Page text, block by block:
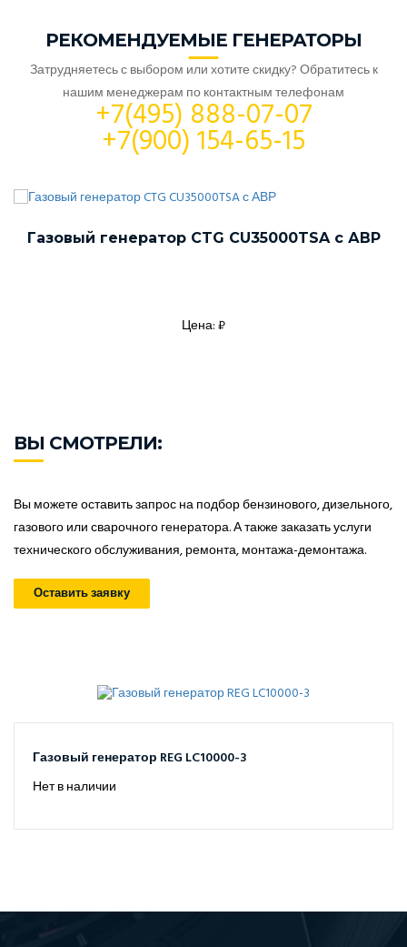
РЕКОМЕНДУЕМЫЕ ГЕНЕРАТОРЫ
Затрудняетесь с выбором или хотите скидку? Обратитесь к
нашим менеджерам по контактным телефонам
+7(495) 888-07-07
+7(900) 154-65-15
Газовый генератор CTG CU35000TSA с АВР
Цена: ₽
ВЫ СМОТРЕЛИ:
Вы можете оставить запрос на подбор бензинового, дизельного,
газового или сварочного генератора. А также заказать услуги
технического обслуживания, ремонта, монтажа-демонтажа.
Оставить заявку
Газовый генератор REG LC10000-3
Нет в наличии